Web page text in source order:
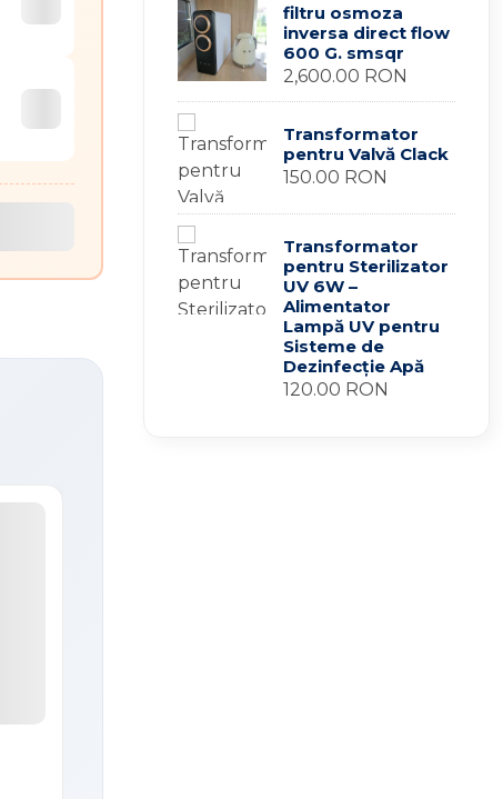
filtru osmoza
inversa direct flow
600 G. smsqr
2,600.00 RON
Transformator
pentru Valvă Clack
150.00 RON
Transformator
pentru Sterilizator
UV 6W –
Alimentator
Lampă UV pentru
Sisteme de
Dezinfecție Apă
120.00 RON